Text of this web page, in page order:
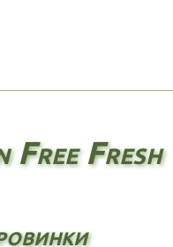
Free Fresh